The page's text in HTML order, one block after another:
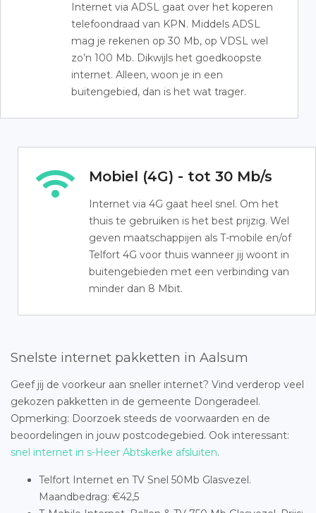
Internet via ADSL gaat over het koperen
telefoondraad van KPN. Middels ADSL
mag je rekenen op 30 Mb, op VDSL wel
zo’n 100 Mb. Dikwijls het goedkoopste
internet. Alleen, woon je in een
buitengebied, dan is het wat trager.
Mobiel (4G) - tot 30 Mb/s
Internet via 4G gaat heel snel. Om het
thuis te gebruiken is het best prijzig. Wel
geven maatschappijen als T-mobile en/of
Telfort 4G voor thuis wanneer jij woont in
buitengebieden met een verbinding van
minder dan 8 Mbit.
Snelste internet pakketten in Aalsum
Geef jij de voorkeur aan sneller internet? Vind verderop veel
gekozen pakketten in de gemeente Dongeradeel.
Opmerking: Doorzoek steeds de voorwaarden en de
beoordelingen in jouw postcodegebied. Ook interessant:
snel internet in s-Heer Abtskerke afsluiten.
Telfort Internet en TV Snel 50Mb Glasvezel.
Maandbedrag: €42,5